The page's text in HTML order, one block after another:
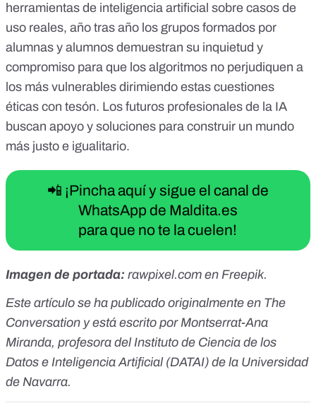
herramientas de inteligencia artificial sobre casos de
uso reales, año tras año los grupos formados por
alumnas y alumnos demuestran su inquietud y
compromiso para que los algoritmos no perjudiquen a
los más vulnerables dirimiendo estas cuestiones
éticas con tesón. Los futuros profesionales de la IA
buscan apoyo y soluciones para construir un mundo
más justo e igualitario.
📲 ¡Pincha aquí y sigue el canal de
WhatsApp de Maldita.es
para que no te la cuelen!
Imagen de portada: rawpixel.com en Freepik.
Este artículo se ha publicado originalmente en The
Conversation y está escrito porMontserrat-Ana
Miranda, profesora del Instituto de Ciencia de los
Datos e Inteligencia Artificial (DATAI) de la Universidad
de Navarra.